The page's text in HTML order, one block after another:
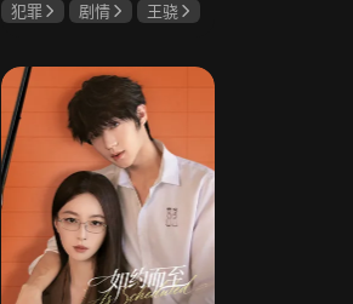
犯罪 剧情
王骁